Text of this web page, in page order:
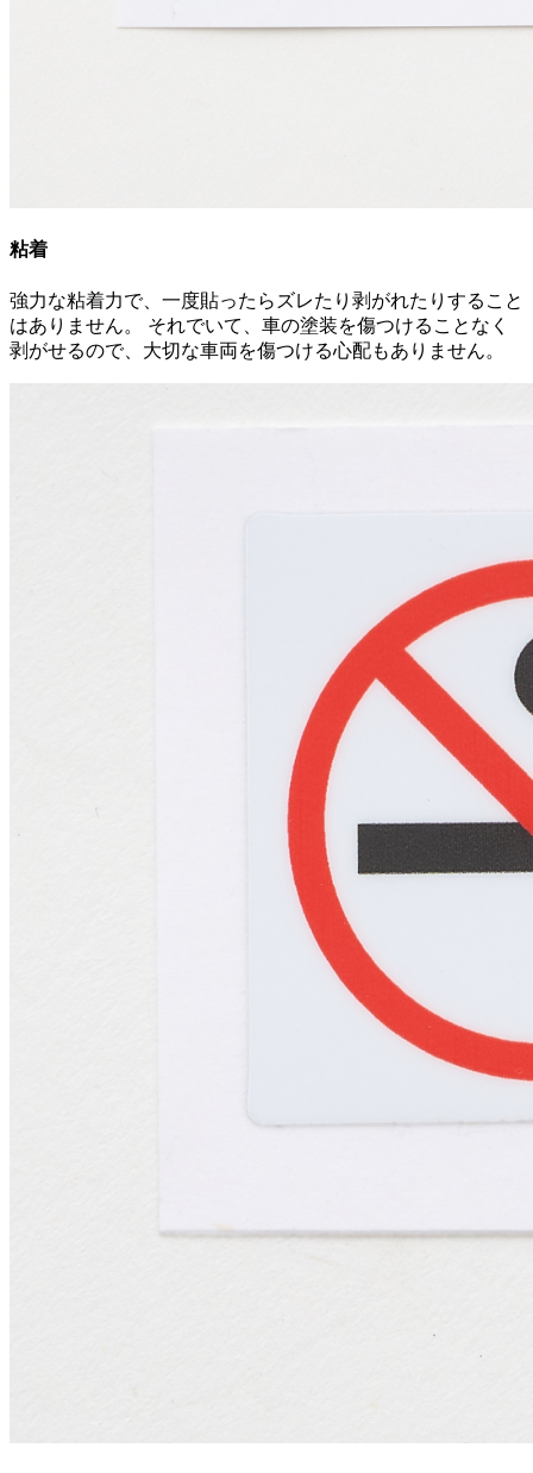
粘着
強力な粘着力で、一度貼ったらズレたり剥がれたりすること
はありません。 それでいて、車の塗装を傷つけることなく
剥がせるので、大切な車両を傷つける心配もありません。